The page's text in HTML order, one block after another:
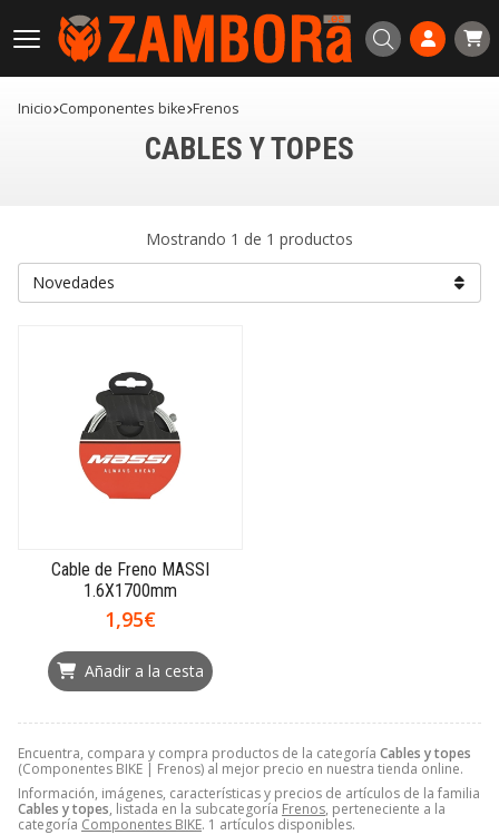
Buscar
Inicio componentes bike frenos
CABLES Y TOPES
Encuentra, compara y compra productos de la categoría Cables y topes
(Componentes BIKE | Frenos) al mejor precio en nuestra tienda online.
Información, imágenes, características y precios de artículos de la familia
Cables y topes, listada en la subcategoría Frenos, perteneciente a la
categoría Componentes BIKE. 1 artículos disponibles.
Mostrando 1 de 1 productos
Cable de Freno MASSI
1.6X1700mm
1,95€
Añadir a la cesta